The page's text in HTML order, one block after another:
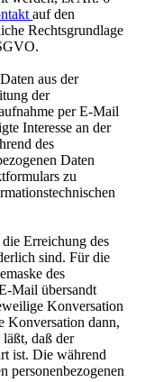
auf den
Rechtsgrundlage
aus der
der
per E-Mail
Interesse an der
des
Daten
zu
Erreichung des
sind. Für die
des
Mail übersandt
Konversation
Konversation dann,
läßt, daß der
ist. Die während
personenbezogenen